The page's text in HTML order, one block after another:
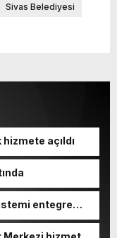
Sivas Belediyesi
hizmete açıldı
entegre